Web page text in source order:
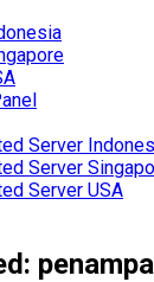
Server
Server
Server USA